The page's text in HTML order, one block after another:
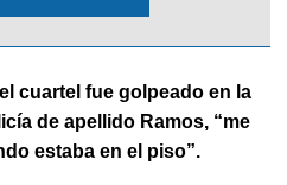
cuartel fue golpeado en la
de apellido Ramos, “me
estaba en el piso”.